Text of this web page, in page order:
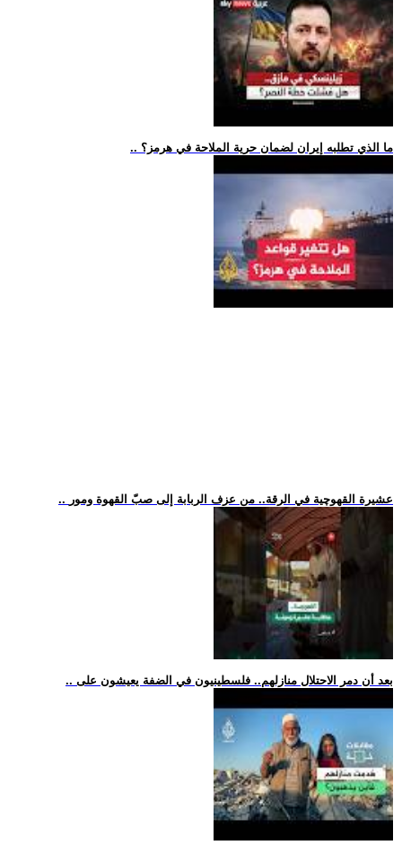
.. ما الذي تطلبه إيران لضمان حرية الملاحة في هرمز؟
.. عشيرة القهوچية في الرقة.. من عزف الربابة إلى صبّ القهوة ومور
.. بعد أن دمر الاحتلال منازلهم.. فلسطينيون في الضفة يعيشون على